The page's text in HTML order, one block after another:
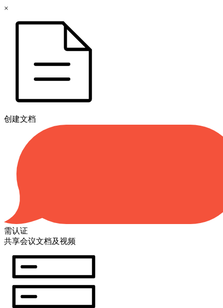
×
创建文档
需认证
共享会议文档及视频